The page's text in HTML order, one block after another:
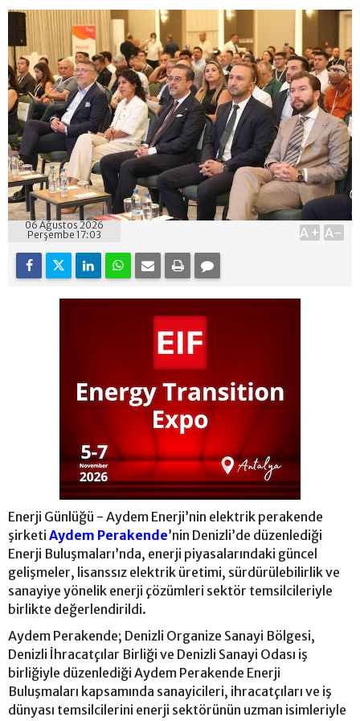
06 Ağustos 2026
Perşembe 17:03
A+ A-
Enerji Günlüğü - Aydem Enerji’nin elektrik perakende
şirketi Aydem Perakende’nin Denizli’de düzenlediği
Enerji Buluşmaları’nda, enerji piyasalarındaki güncel
gelişmeler, lisanssız elektrik üretimi, sürdürülebilirlik ve
sanayiye yönelik enerji çözümleri sektör temsilcileriyle
birlikte değerlendirildi.
Aydem Perakende; Denizli Organize Sanayi Bölgesi,
Denizli İhracatçılar Birliği ve Denizli Sanayi Odası iş
birliğiyle düzenlediği Aydem Perakende Enerji
Buluşmaları kapsamında sanayicileri, ihracatçıları ve iş
dünyası temsilcilerini enerji sektörünün uzman isimleriyle